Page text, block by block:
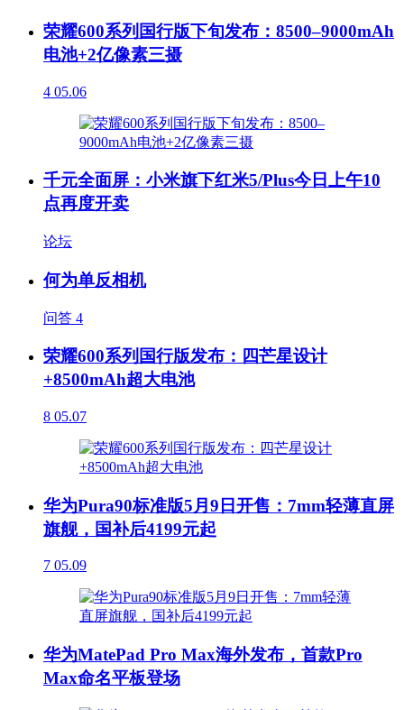
荣耀600系列国行版下旬发布：8500–9000mAh
电池+2亿像素三摄
4 05.06
千元全面屏：小米旗下红米5/Plus今日上午10
点再度开卖
论坛
何为单反相机
问答 4
荣耀600系列国行版发布：四芒星设计
+8500mAh超大电池
8 05.07
华为Pura90标准版5月9日开售：7mm轻薄直屏
旗舰，国补后4199元起
7 05.09
华为MatePad Pro Max海外发布，首款Pro
Max命名平板登场